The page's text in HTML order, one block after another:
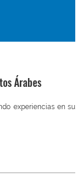
Árabes
experiencias en su